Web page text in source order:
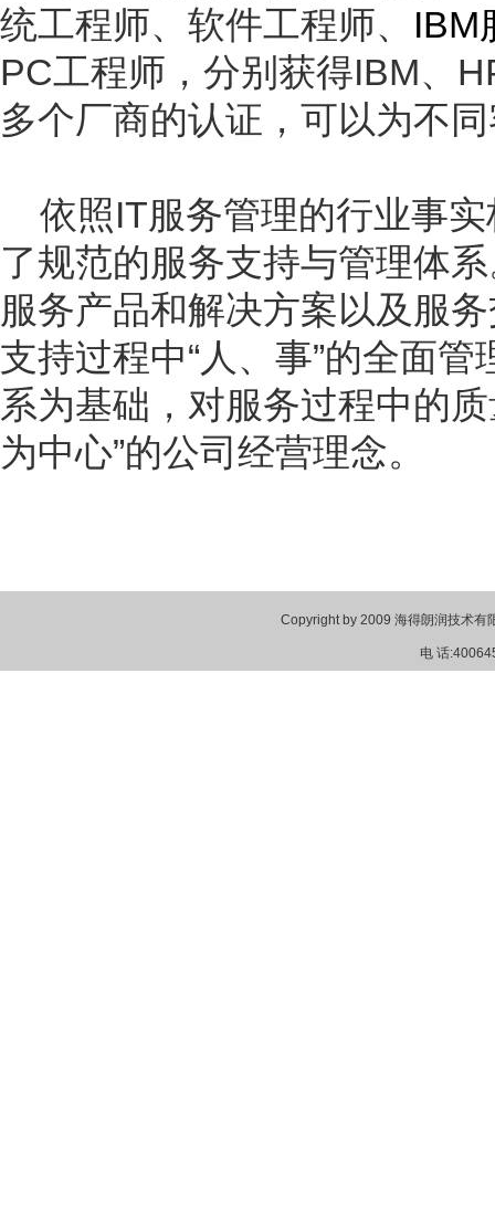
统工程师、软件工程师、 IBM
PC工程师，分别获得IBM、
多个厂商的认证，可以为不
依照IT服务管理的行业事
了规范的服务支持与管理体
服务产品和解决方案以及服
支持过程中“人、事”的全面
系为基础，对服务过程中的
为中心”的公司经营理念。
Copyright by 2009 海得朗润技术有
电 话